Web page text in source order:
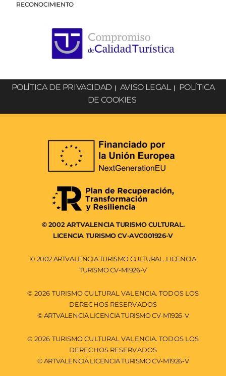
RECONOCIMIENTO
POLÍTICA DE PRIVACIDAD| AVISO LEGAL|
POLÍTICA
DE COOKIES
© 2002 ARTVALENCIA TURISMO CULTURAL.
LICENCIA TURISMO CV-AVC001926-V
© 2002 ARTVALENCIA TURISMO CULTURAL. LICENCIA
TURISMO CV-M1926-V
© 2026 TURISMO CULTURAL VALENCIA. TODOS LOS
DERECHOS RESERVADOS
© ARTVALENCIA LICENCIA TURISMO CV-M1926-V
© 2026 TURISMO CULTURAL VALENCIA. TODOS LOS
DERECHOS RESERVADOS
© ARTVALENCIA LICENCIA TURISMO CV-M1926-V